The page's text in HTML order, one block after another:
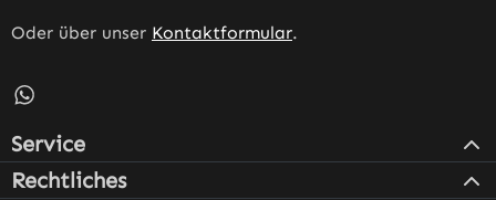
Oder über unser Kontaktformular.
Schreib uns auf WhatsApp – öffnet in neuem Tab
Service
Rechtliches